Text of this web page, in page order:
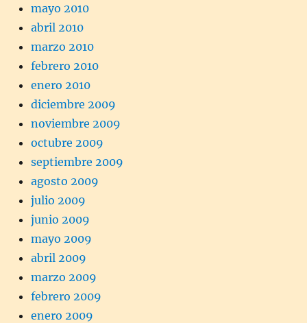
mayo 2010
abril 2010
marzo 2010
febrero 2010
enero 2010
diciembre 2009
noviembre 2009
octubre 2009
septiembre 2009
agosto 2009
julio 2009
junio 2009
mayo 2009
abril 2009
marzo 2009
febrero 2009
enero 2009